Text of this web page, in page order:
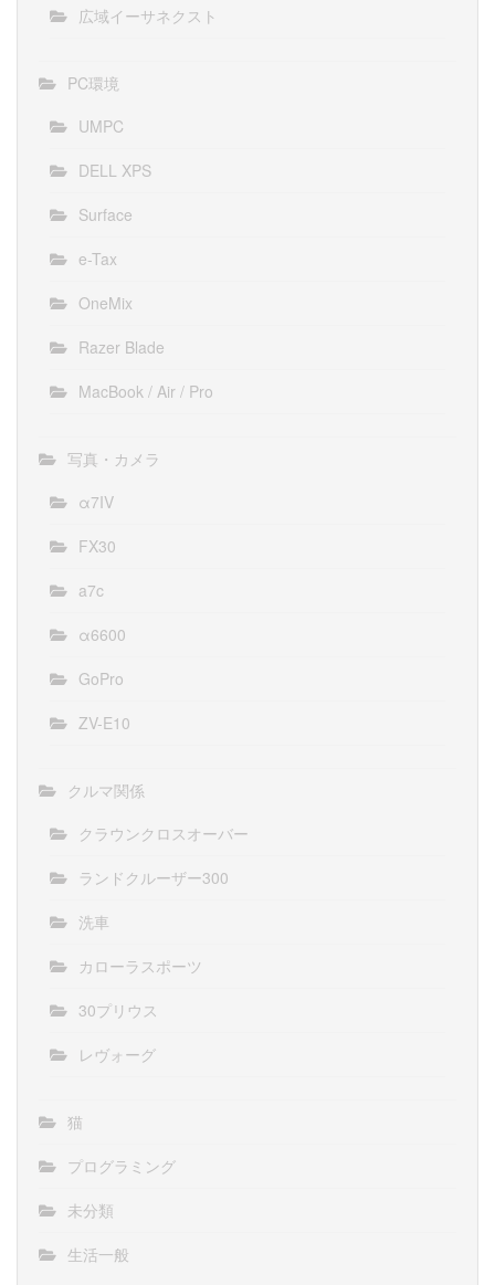
広域イーサネクスト
PC環境
UMPC
DELL XPS
Surface
e-Tax
OneMix
Razer Blade
MacBook / Air / Pro
写真・カメラ
α7IV
FX30
a7c
α6600
GoPro
ZV-E10
クルマ関係
クラウンクロスオーバー
ランドクルーザー300
洗車
カローラスポーツ
30プリウス
レヴォーグ
猫
プログラミング
未分類
生活一般